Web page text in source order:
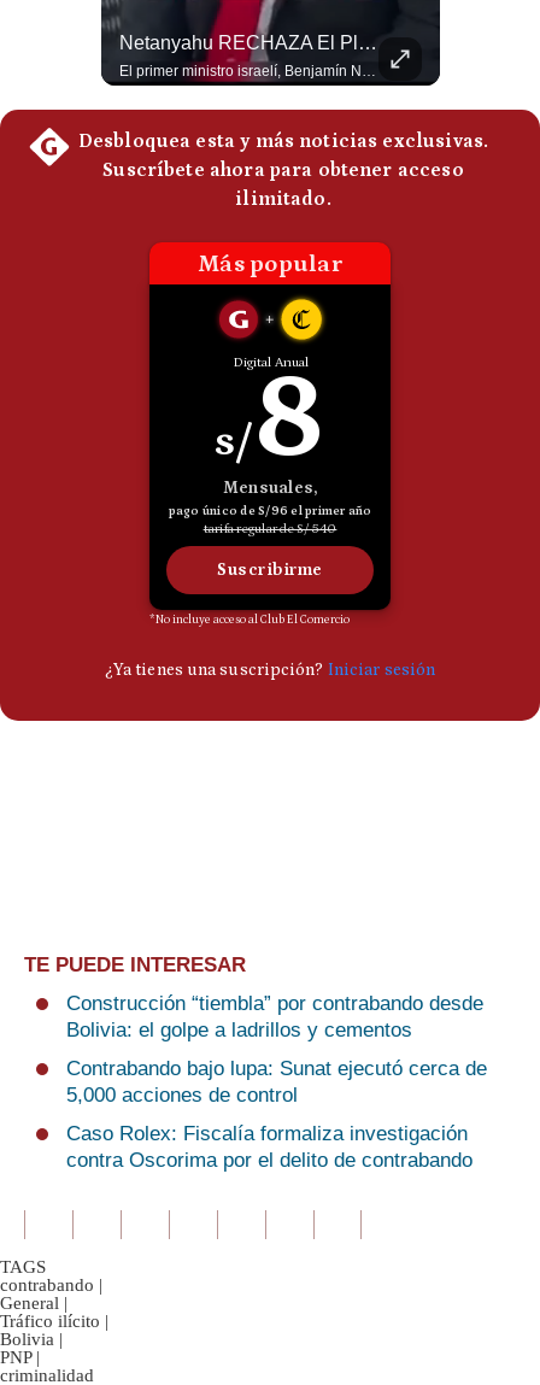
Netanyahu RECHAZA El Plan De Trump Para Gaza | Gestión Mundo
TE PUEDE INTERESAR
Construcción “tiembla” por contrabando desde
Bolivia: el golpe a ladrillos y cementos
Contrabando bajo lupa: Sunat ejecutó cerca de
5,000 acciones de control
Caso Rolex: Fiscalía formaliza investigación
contra Oscorima por el delito de contrabando
TAGS
contrabando |
General |
Tráfico ilícito |
Bolivia |
PNP |
criminalidad